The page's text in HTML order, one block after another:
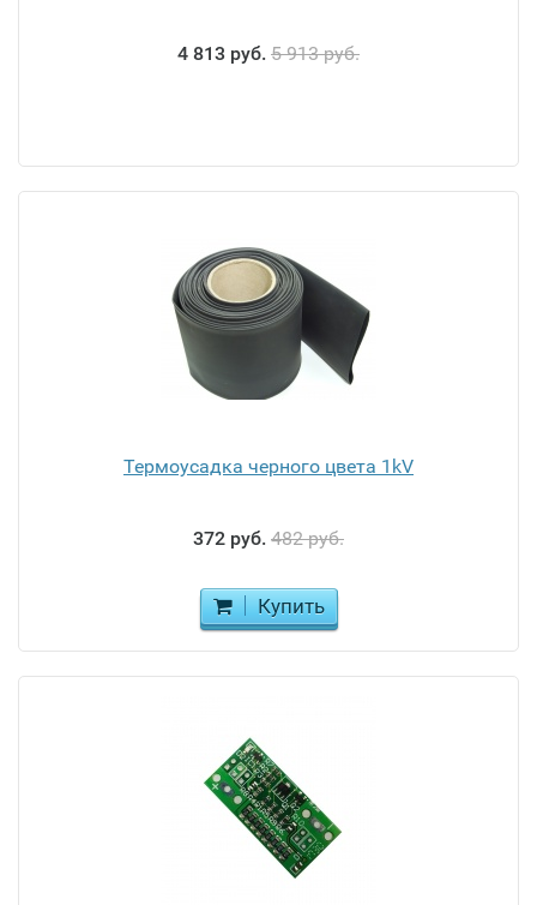
4 813 руб. 5 913 руб.
Термоусадка черного цвета 1kV
372 руб. 482 руб.
Купить